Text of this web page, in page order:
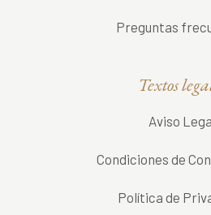
Preguntas
Textos
Aviso
Condiciones de
Política de